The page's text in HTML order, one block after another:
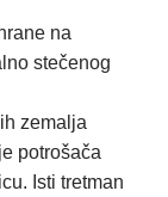
na
stečenog
zemalja
potrošača
Isti tretman